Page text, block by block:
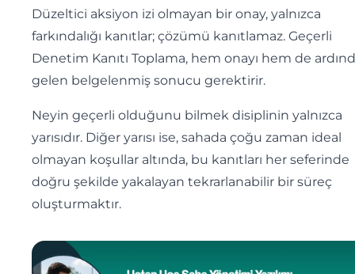
Düzeltici aksiyon izi olmayan bir onay, yalnızca
farkındalığı kanıtlar; çözümü kanıtlamaz. Geçerli
Denetim Kanıtı Toplama, hem onayı hem de
gelen belgelenmiş sonucu gerektirir.
Neyin geçerli olduğunu bilmek disiplinin yalnızca
yarısıdır. Diğer yarısı ise, sahada çoğu zaman ideal
olmayan koşullar altında, bu kanıtları her seferinde
doğru şekilde yakalayan tekrarlanabilir bir süreç
oluşturmaktır.